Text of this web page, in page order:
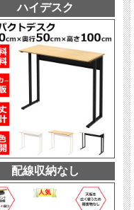
ハイデスク
配線収納なし